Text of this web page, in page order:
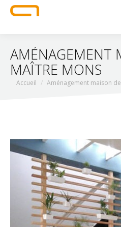
AMÉNAGEMENT
MAÎTRE MONS
Vous êtes ici :
Accueil Aménagement maison